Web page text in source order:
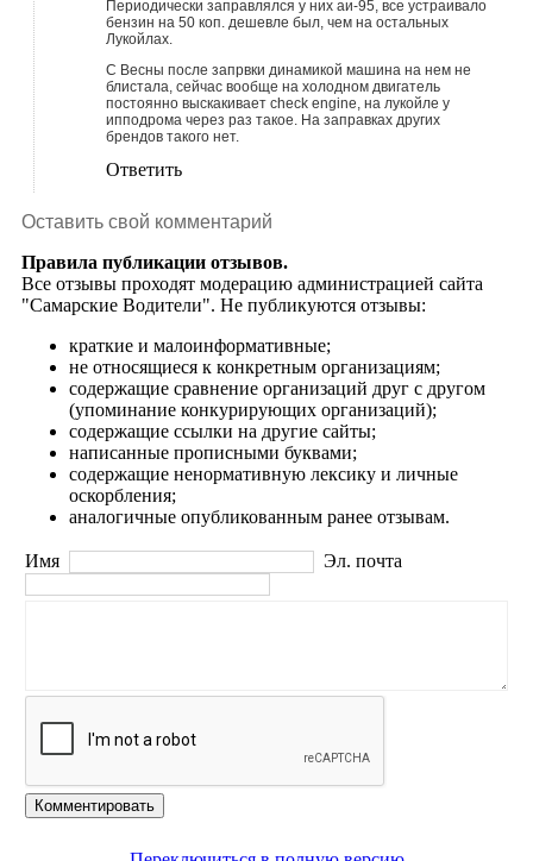
Периодически заправлялся у них аи-95, все устраивало
бензин на 50 коп. дешевле был, чем на остальных
Лукойлах.
С Весны после запрвки динамикой машина на нем не
блистала, сейчас вообще на холодном двигатель
постоянно выскакивает check engine, на лукойле у
ипподрома через раз такое. На заправках других
брендов такого нет.
Ответить
Оставить свой комментарий
Правила публикации отзывов.
Все отзывы проходят модерацию администрацией сайта
"Самарские Водители". Не публикуются отзывы:
краткие и малоинформативные;
не относящиеся к конкретным организациям;
содержащие сравнение организаций друг с другом
(упоминание конкурирующих организаций);
содержащие ссылки на другие сайты;
написанные прописными буквами;
содержащие ненормативную лексику и личные
оскорбления;
аналогичные опубликованным ранее отзывам.
Имя Эл. почта
Комментировать